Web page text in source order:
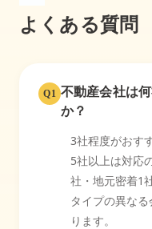
よくある質問
Q1 不動産会社は
か？
3社程度がおす
5社以上は対応
社・地元密着1
タイプの異な
ります。